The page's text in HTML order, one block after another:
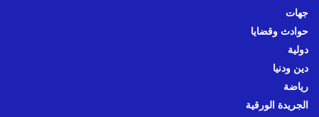
جهات
حوادث وقضايا
دولية
دين ودنيا
رياضة
الجريدة الورقية